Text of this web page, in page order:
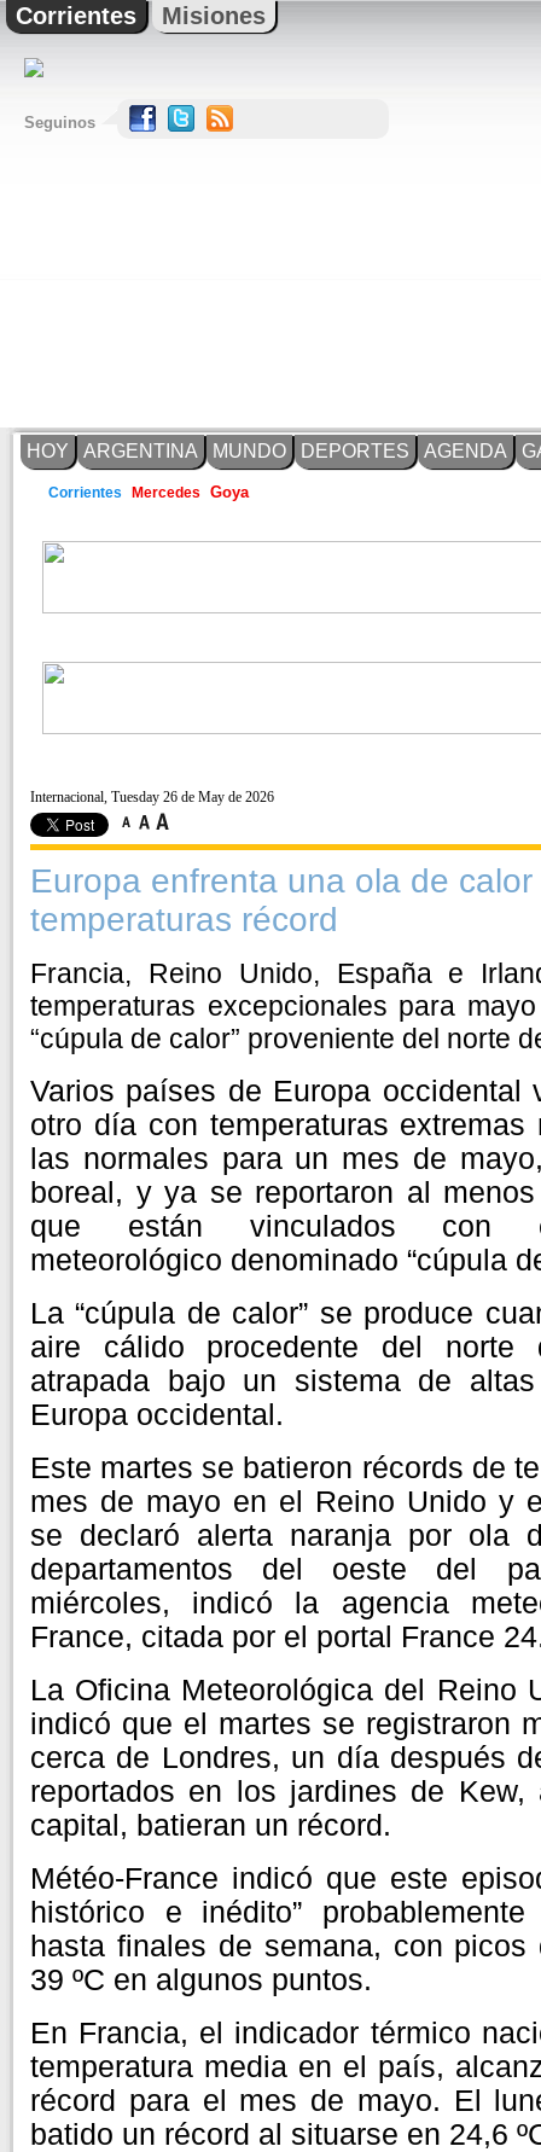
Corrientes Misiones
Seguinos
HOY ARGENTINA MUNDO DEPORTES AGENDA
Corrientes Mercedes Goya
Internacional, Tuesday 26 de May de 2026
Europa enfrenta una ola de calor
temperaturas récord
Francia, Reino Unido, España e
temperaturas excepcionales para
“cúpula de calor” proveniente del norte
Varios países de Europa occidental
otro día con temperaturas extremas
las normales para un mes de
boreal, y ya se reportaron al
que están vinculados con
meteorológico denominado “cúpula
La “cúpula de calor” se produce
aire cálido procedente del norte
atrapada bajo un sistema de
Europa occidental.
Este martes se batieron récords de
mes de mayo en el Reino Unido y
se declaró alerta naranja por ola
departamentos del oeste del
miércoles, indicó la agencia
France, citada por el portal France
La Oficina Meteorológica del Reino
indicó que el martes se registraron
cerca de Londres, un día después
reportados en los jardines de
capital, batieran un récord.
Météo-France indicó que este
histórico e inédito”
hasta finales de semana, con picos
39 ºC en algunos puntos.
En Francia, el indicador térmico
temperatura media en el país,
récord para el mes de mayo. El
batido un récord al situarse en 24,6